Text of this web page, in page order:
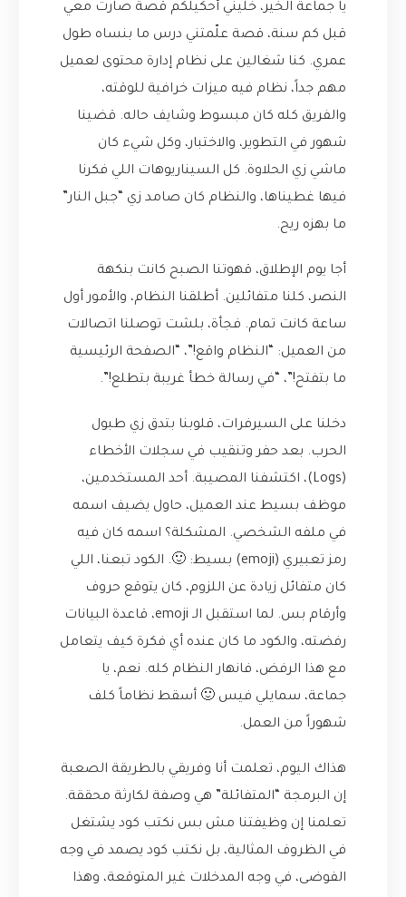
يا جماعة الخير، خليني أحكيلكم قصة صارت معي
قبل كم سنة، قصة علّمتني درس ما بنساه طول
عمري. كنا شغالين على نظام إدارة محتوى لعميل
مهم جداً، نظام فيه ميزات خرافية للوقته،
والفريق كله كان مبسوط وشايف حاله. قضينا
شهور في التطوير، والاختبار، وكل شيء كان
ماشي زي الحلاوة. كل السيناريوهات اللي فكرنا
فيها غطيناها، والنظام كان صامد زي “جبل النار”
ما بهزه ريح.
أجا يوم الإطلاق، قهوتنا الصبح كانت بنكهة
النصر، كلنا متفائلين. أطلقنا النظام، والأمور أول
ساعة كانت تمام. فجأة، بلشت توصلنا اتصالات
من العميل: “النظام واقع!”، “الصفحة الرئيسية
ما بتفتح!”، “في رسالة خطأ غريبة بتطلع!”.
دخلنا على السيرفرات، قلوبنا بتدق زي طبول
الحرب. بعد حفر وتنقيب في سجلات الأخطاء
(Logs)، اكتشفنا المصيبة. أحد المستخدمين،
موظف بسيط عند العميل، حاول يضيف اسمه
في ملفه الشخصي. المشكلة؟ اسمه كان فيه
رمز تعبيري (emoji) بسيط: 🙂. الكود تبعنا، اللي
كان متفائل زيادة عن اللزوم، كان يتوقع حروف
وأرقام بس. لما استقبل الـ emoji، قاعدة البيانات
رفضته، والكود ما كان عنده أي فكرة كيف يتعامل
مع هذا الرفض، فانهار النظام كله. نعم، يا
جماعة، سمايلي فيس 🙂 أسقط نظاماً كلف
شهوراً من العمل.
هذاك اليوم، تعلمت أنا وفريقي بالطريقة الصعبة
إن البرمجة “المتفائلة” هي وصفة لكارثة محققة.
تعلمنا إن وظيفتنا مش بس نكتب كود يشتغل
في الظروف المثالية، بل نكتب كود يصمد في وجه
الفوضى، في وجه المدخلات غير المتوقعة، وهذا